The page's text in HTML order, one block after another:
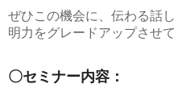
ぜひこの機会に、伝わる話
明力をグレードアップさせ
〇セミナー内容：